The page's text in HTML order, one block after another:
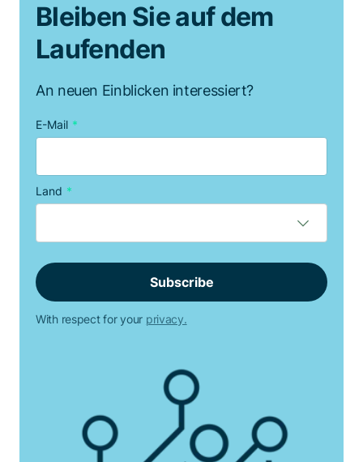
Bleiben Sie auf dem
Laufenden
An neuen Einblicken interessiert?
E-Mail *
Land *
With respect for your privacy.